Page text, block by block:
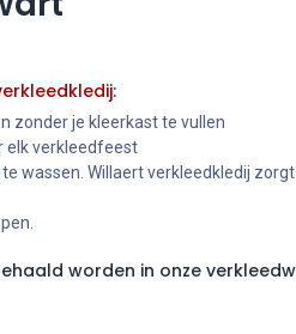
:
zonder je kleerkast te vullen
elk verkleedfeest
wassen. Willaert verkleedkledij
worden in onze